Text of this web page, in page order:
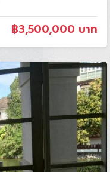
฿3,500,000 บาท